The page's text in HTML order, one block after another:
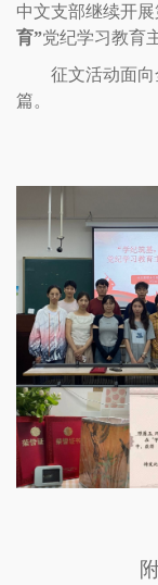
中文支部继续开
育”党纪学习教育
征文活动面
篇。